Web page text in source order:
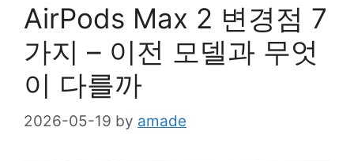
AirPods Max 2 변경점 7
가지 – 이전 모델과 무엇
이 다를까
2026-05-19 by amade